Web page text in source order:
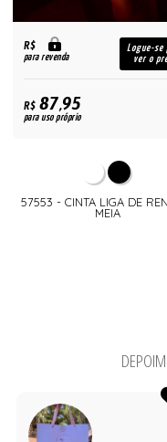
R$
para revenda
Logue-se
ver o
R$87,95
para uso próprio
57553 - CINTA LIGA DE
MEIA